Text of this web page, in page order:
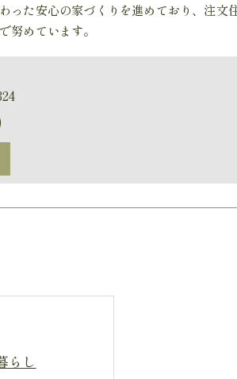
た安心の家づくりを進めており、注文
努めています。
らし